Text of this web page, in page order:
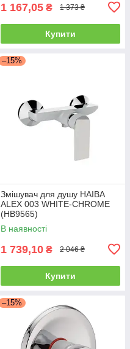
1 167,05 ₴ 1 373 ₴
Купити
–15%
Змішувач для душу HAIBA
ALEX 003 WHITE-CHROME
(HB9565)
В наявності
1 739,10 ₴ 2 046 ₴
Купити
–15%